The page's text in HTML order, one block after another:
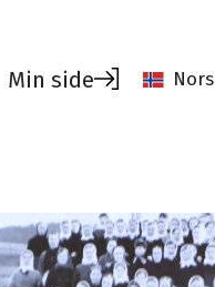
Min side
Tips og råd for
Verktøy for tillitsvalgte